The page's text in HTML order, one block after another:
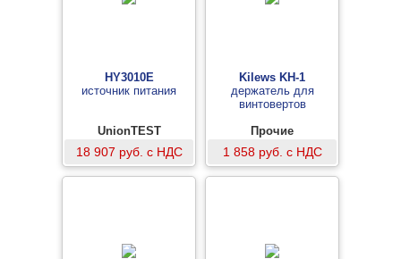
HY3010E
источник питания
UnionTEST
18 907 руб. с НДС
Kilews KH-1
держатель для
винтовертов
Прочие
1 858 руб. с НДС